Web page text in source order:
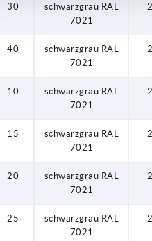
30
schwarzgrau RAL
7021
2
40
schwarzgrau RAL
7021
2
10
schwarzgrau RAL
7021
2
15
schwarzgrau RAL
7021
2
20
schwarzgrau RAL
7021
2
25
schwarzgrau RAL
7021
2